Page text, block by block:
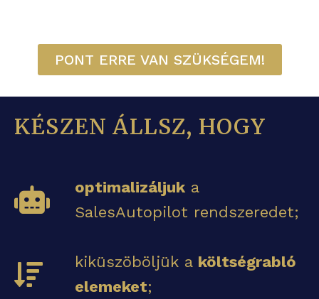
PONT ERRE VAN SZÜKSÉGEM!
KÉSZEN ÁLLSZ, HOGY
optimalizáljuk a
SalesAutopilot rendszeredet;
kiküszöböljük a költségrabló
elemeket;